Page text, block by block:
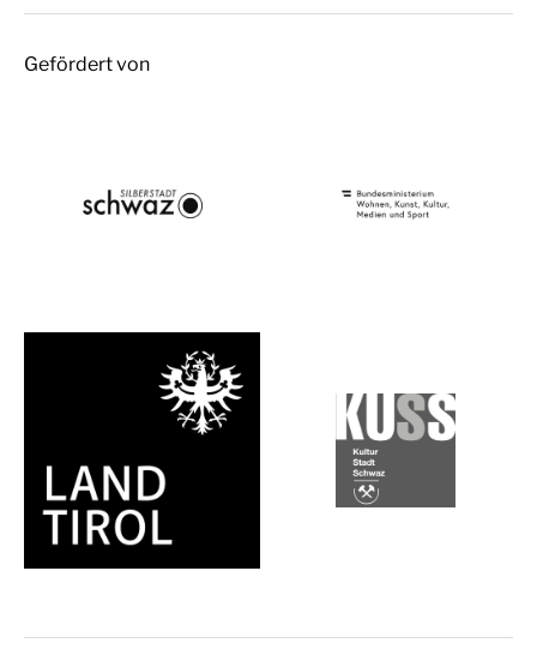
Gefördert von